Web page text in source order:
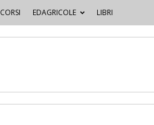
CORSI EDAGRICOLE LIBRI